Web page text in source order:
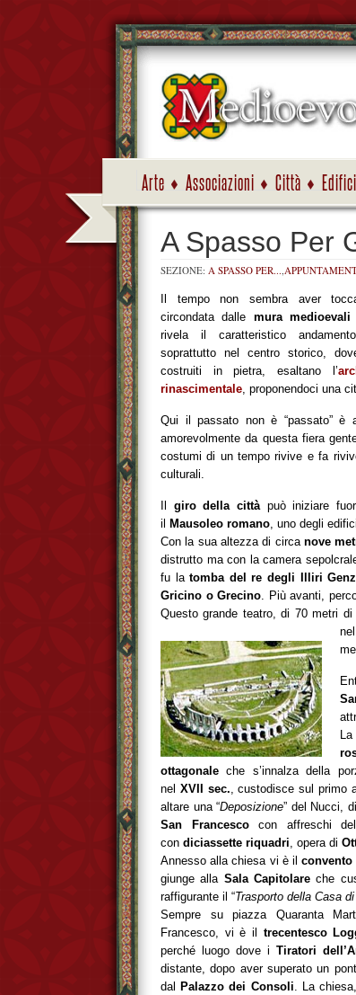
Arte Associazioni Città
A Spasso Per
SEZIONE: A SPASSO PER...,
Il tempo non sembra aver
circondata dalle mura medioevali
rivela il caratteristico
soprattutto nel centro storico,
costruiti in pietra, esaltano l’
rinascimentale, proponendoci una
Qui il passato non è “passato” è
amorevolmente da questa fiera
costumi di un tempo rivive e fa
culturali.
giro della città può iniziare
il
Mausoleo romano, uno degli
Con la sua altezza di circa nove
distrutto ma con la camera
fu latomba del re degli Illiri
Gricino o Grecino. Più avanti,
Questo grande teatro, di 70 metri
ottagonaleche s’innalza della
nel XVII sec., custodisce sul primo
altare una “Deposizione” del Nucci,
San Francescocon affreschi
con diciassette riquadri, opera di
Annesso alla chiesa vi è ilconvento
giunge alla Sala Capitolareche
raffigurante il “Trasporto della Casa
Sempre su piazza Quaranta
Francesco, vi è il trecentesco
perché luogo dove i Tiratori
distante, dopo aver superato un
dal Palazzo dei Consoli. La